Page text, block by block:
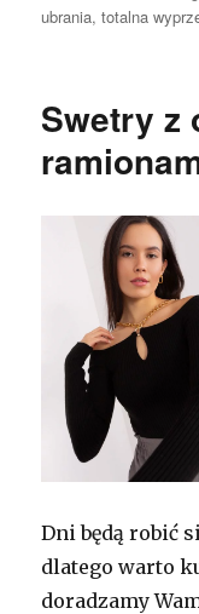
ubrania,totalna
Swetry z
Dni będą robić
dlatego warto
doradzamy